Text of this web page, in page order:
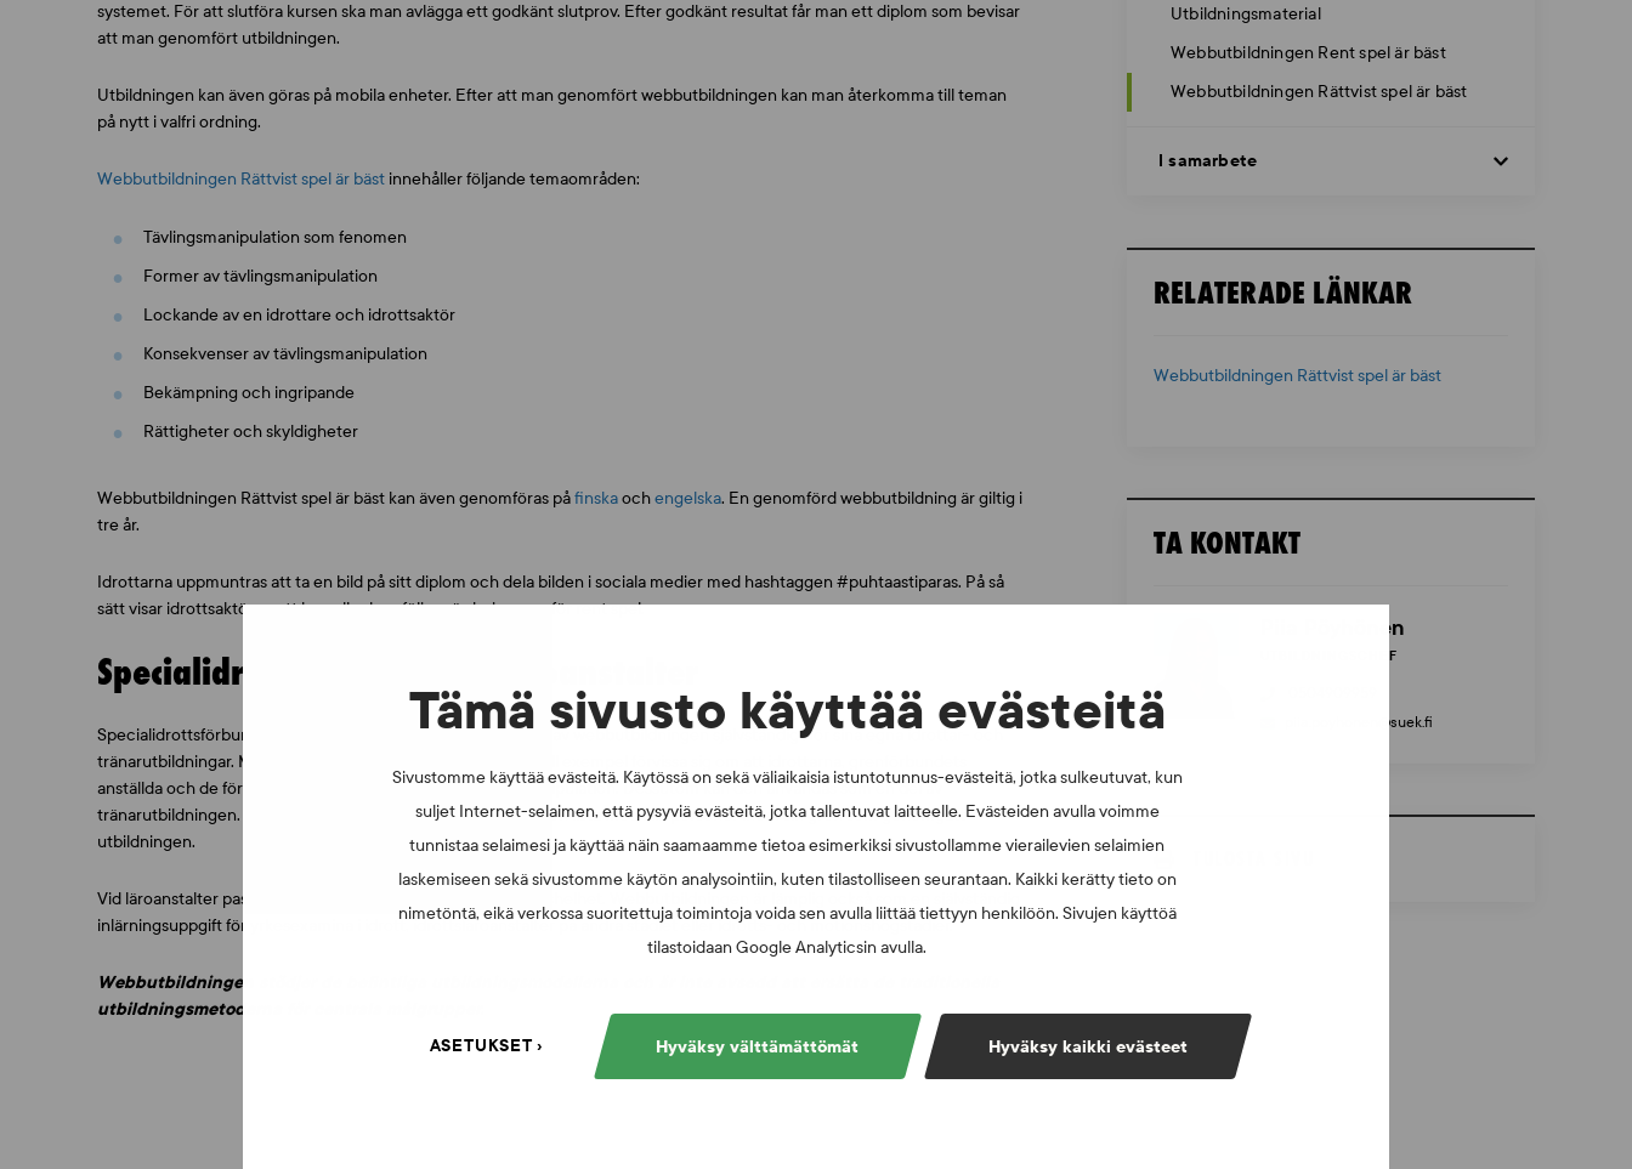
Tämä sivusto käyttää evästeitä
Sivustomme käyttää evästeitä. Käytössä on sekä väliaikaisia istuntotunnus-evästeitä, jotka sulkeutuvat, kun
suljet Internet-selaimen, että pysyviä evästeitä, jotka tallentuvat laitteelle. Evästeiden avulla voimme
tunnistaa selaimesi ja käyttää näin saamaamme tietoa esimerkiksi sivustollamme vierailevien selaimien
laskemiseen sekä sivustomme käytön analysointiin, kuten tilastolliseen seurantaan. Kaikki kerätty tieto on
nimetöntä, eikä verkossa suoritettuja toimintoja voida sen avulla liittää tiettyyn henkilöön. Sivujen käyttöä
tilastoidaan Google Analyticsin avulla.
Hyväksy kaikki evästeet
Hyväksy välttämättömät
ASETUKSET
systemet. För att slutföra kursen ska man avlägga ett godkänt slutprov. Efter godkänt resultat får man ett diplom som bevisar
att man genomfört utbildningen.
Utbildningen kan även göras på mobila enheter. Efter att man genomfört webbutbildningen kan man återkomma till teman
på nytt i valfri ordning.
Webbutbildningen Rättvist spel är bäst innehåller följande temaområden:
Tävlingsmanipulation som fenomen
Former av tävlingsmanipulation
Lockande av en idrottare och idrottsaktör
Konsekvenser av tävlingsmanipulation
Bekämpning och ingripande
Rättigheter och skyldigheter
Webbutbildningen Rättvist spel är bäst kan även genomföras påfinskaochengelska. En genomförd webbutbildning är giltig i
tre år.
Idrottarna uppmuntras att ta en bild på sitt diplom och dela bilden i sociala medier med hashtaggen #puhtaastiparas. På så
sätt visar idrottsaktören att han eller hon följer värderingarna för rent spel.
Specialidrottsförbund och läroanstalter
Specialidrottsförbunden och läroanstalterna kan använda sig av webbutbildningen självständigt för sina egna idrottar- och
tränarutbildningar. Med hjälp av webbutbildningen kan man till exempel förvissa sig om att idrottarna, grenförbundets
anställda och de föreningsaktiva har kunskap om tävlingsmanipulation. Dessutom kan den användas som en del av
tränarutbildningen. Specialidrottsförbundet kan be FCEI om en lista med alla personer inom sin gren som genomgått
utbildningen.
Vid läroanstalter passar webbutbildningen väl som en lektionshelhet. Webbutbildningen är lämplig också som en självständig
inlärningsuppgift för yrkesexamina i idrott, idrottsläroanstalter på andra stadiet eller idrotts- och motionshögstadier.
Webbutbildningen stödjer de befintliga utbildningsmodellerna och är inte avsedd att ersätta de traditionella
utbildningsmetoderna för centrala målgrupper.
Utbildningsmaterial
Webbutbildningen Rent spel är bäst
Webbutbildningen Rättvist spel är bäst
I samarbete
RELATERADE LÄNKAR
Webbutbildningen Rättvist spel är bäst
TA KONTAKT
Piia Pöyhönen
UTBILDNINGSCHEF
piia.poyhonen@suek.fi